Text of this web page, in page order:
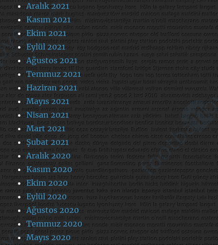
Aralık 2021
Kasım 2021
Ekim 2021
Eylül 2021
Ağustos 2021
Temmuz 2021
Haziran 2021
Mayıs 2021
Nisan 2021
Mart 2021
Şubat 2021
Aralık 2020
Kasım 2020
Ekim 2020
Eylül 2020
Ağustos 2020
Temmuz 2020
Mayıs 2020